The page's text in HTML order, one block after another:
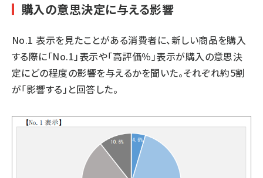
購入の意思決定に与える影響
No.1 表示を見たことがある消費者に、新しい商品を購入
する際に「No.1」表示や「高評価％」表示が購入の意思決
定にどの程度の影響を与えるかを聞いた。それぞれ約5割
が「影響する」と回答した。